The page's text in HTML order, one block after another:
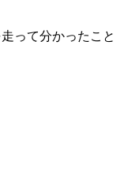
って分かったこと